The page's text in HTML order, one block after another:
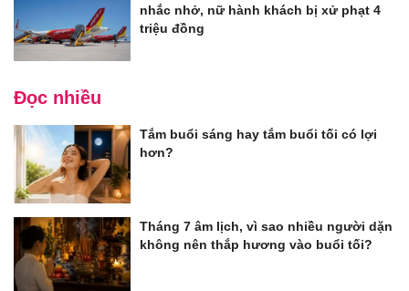
nhắc nhở, nữ hành khách bị xử phạt 4
triệu đồng
Đọc nhiều
Tắm buổi sáng hay tắm buổi tối có lợi
hơn?
Tháng 7 âm lịch, vì sao nhiều người dặn
không nên thắp hương vào buổi tối?